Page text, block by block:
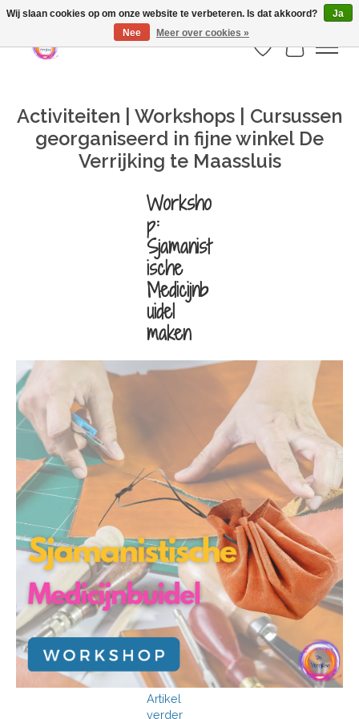
Webshop is geopend maar nog onder constructie | let op: Verzenden vanaf 29
juli
Verlanglijst
Activiteiten | Workshops | Cursussen
georganiseerd in fijne winkel De
Verrijking te Maassluis
Worksho
p:
Sjamanist
ische
Medicijnb
uidel
maken
Artikel
verder
Wij slaan cookies op om onze website te verbeteren. Is dat akkoord?
Ja
Nee
Meer over cookies »